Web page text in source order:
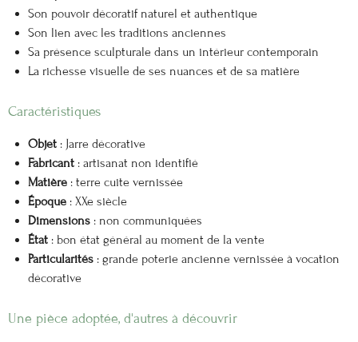
Son pouvoir décoratif naturel et authentique
Son lien avec les traditions anciennes
Sa présence sculpturale dans un intérieur contemporain
La richesse visuelle de ses nuances et de sa matière
Caractéristiques
Objet: Jarre décorative
Fabricant: artisanat non identifié
Matière: terre cuite vernissée
Époque: XXe siècle
Dimensions: non communiquées
État: bon état général au moment de la vente
Particularités: grande poterie ancienne vernissée à vocation
décorative
Une pièce adoptée, d'autres à découvrir